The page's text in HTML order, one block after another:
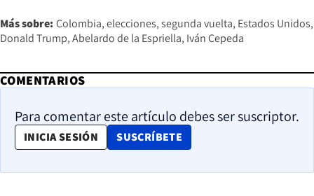
Más sobre: Colombia elecciones segunda vuelta Estados Unidos
Donald Trump Abelardo de la Espriella Iván Cepeda
COMENTARIOS
Para comentar este artículo debes ser suscriptor.
INICIA SESIÓN SUSCRÍBETE
OPENS IN NEW WINDOW